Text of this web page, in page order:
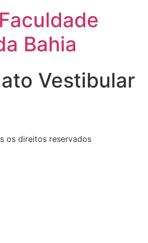
Bahia
Vestibular
os direitos reservados